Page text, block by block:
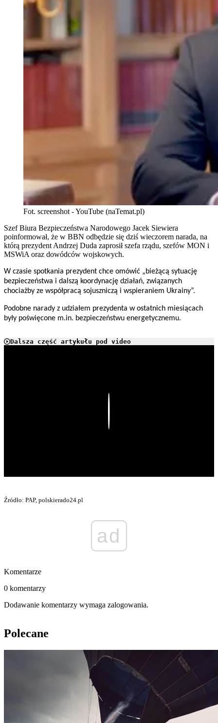
Fot. screenshot - YouTube (naTemat.pl)
Szef Biura Bezpieczeństwa Narodowego Jacek Siewiera
poinformował, że w BBN odbędzie się dziś wieczorem narada, na
którą prezydent Andrzej Duda zaprosił szefa rządu, szefów MON i
MSWiA oraz dowódców wojskowych.
W czasie spotkania prezydent chce omówić „bieżącą sytuację
bezpieczeństwa i dalszą koordynację działań, związanych
chociażby ze współpracą sojuszniczą i wspieraniem Ukrainy”.
Podobne narady z udziałem prezydenta w ostatnich miesiącach
były poświęcone m.in. bezpieczeństwu energetycznemu.
Dalsza część artykułu pod video
Źródło: PAP, polskierado24.pl
ad
Komentarze
0 komentarzy
Dodawanie komentarzy wymaga zalogowania.
Polecane